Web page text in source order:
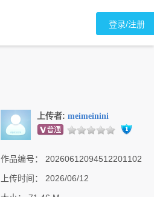
登录/注册
上传者: meimeinini
作品编号：
20260612094512201102
上传时间：
2026/06/12